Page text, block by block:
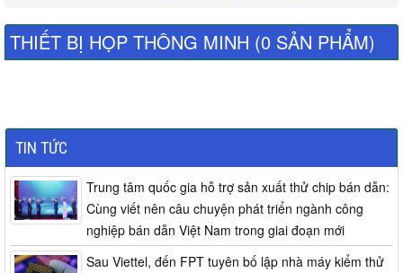
THIẾT BỊ HỌP THÔNG MINH (0 SẢN PHẨM)
TIN TỨC
Trung tâm quốc gia hỗ trợ sản xuất thử chip bán dẫn:
Cùng viết nên câu chuyện phát triển ngành công
nghiệp bán dẫn Việt Nam trong giai đoạn mới
Sau Viettel, đến FPT tuyên bố lập nhà máy kiểm thử